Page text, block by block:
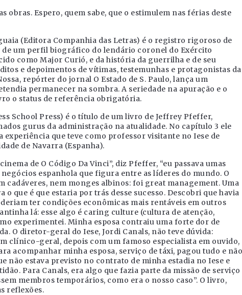
obras. Espero, quem sabe, que o estimulem nas férias deste
(Editora Companhia das Letras) é o registro rigoroso de
um perfil biográfico do lendário coronel do Exército
como Major Curió, e da história da guerrilha e de seu
e depoimentos de vítimas, testemunhas e protagonistas da
repórter do jornal O Estado de S. Paulo, lança um
permanecer na sombra. A seriedade na apuração e o
o status de referência obrigatória.
School Press) é o título de um livro de Jeffrey Pfeffer,
gurus da administração na atualidade. No capítulo 3 ele
experiência que teve como professor visitante no Iese de
de Navarra (Espanha).
de O Código Da Vinci”, diz Pfeffer, “eu passava umas
negócios espanhola que figura entre as líderes do mundo. O
cadáveres, nem monges albinos: foi great management. Uma
o que é que estaria por trás desse sucesso. Descobri que havia
ter condições econômicas mais rentáveis em outros
lá: esse algo é caring culture (cultura de atenção,
experimentei. Minha esposa contraiu uma forte dor de
O diretor-geral do Iese, Jordi Canals, não teve dúvida:
clínico-geral, depois com um famoso especialista em ouvido,
acompanhar minha esposa, serviço de táxi, pagou tudo e não
não estava previsto no contrato de minha estadia no Iese e
Para Canals, era algo que fazia parte da missão de serviço
membros temporários, como era o nosso caso”. O livro,
reflexões.